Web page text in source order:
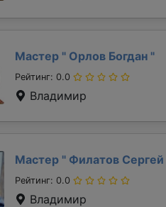
Мастер " Орлов Богдан "
Рейтинг: 0.0
Владимир
Мастер " Филатов Сергей
Рейтинг: 0.0
Владимир